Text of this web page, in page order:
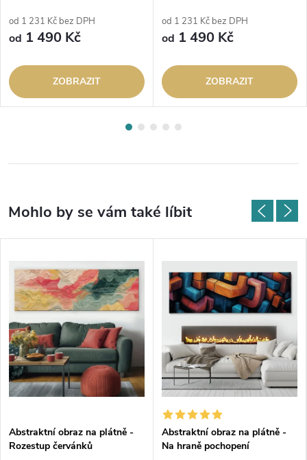
od 1 231 Kč bez DPH
od 1 490 Kč
ZOBRAZIT
od 1 231 Kč bez DPH
od 1 490 Kč
ZOBRAZIT
Abstraktní obraz na plátně -
Rozestup červánků
Abstraktní obraz na plátně -
Na hraně pochopení